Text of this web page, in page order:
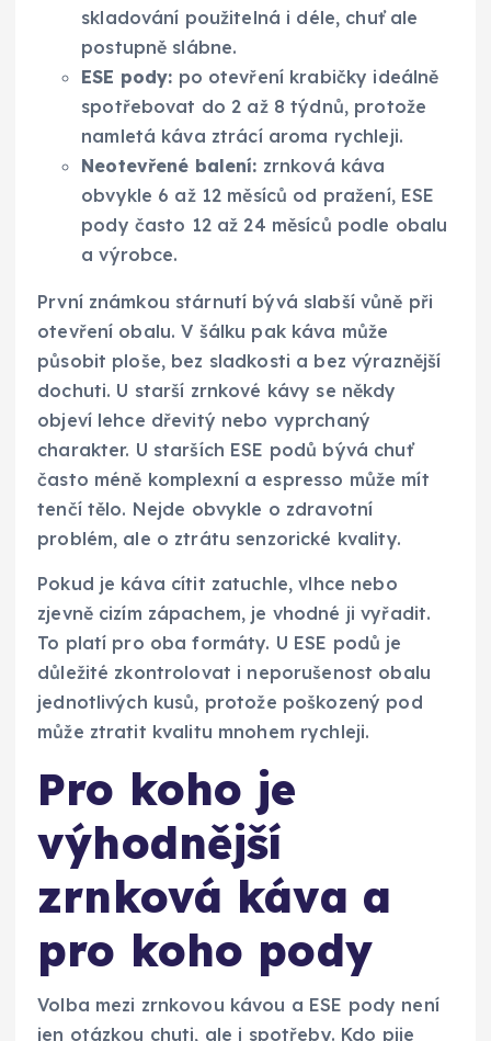
skladování použitelná i déle, chuť ale
postupně slábne.
ESE pody: po otevření krabičky ideálně
spotřebovat do 2 až 8 týdnů, protože
namletá káva ztrácí aroma rychleji.
Neotevřené balení: zrnková káva
obvykle 6 až 12 měsíců od pražení, ESE
pody často 12 až 24 měsíců podle obalu
a výrobce.
První známkou stárnutí bývá slabší vůně při
otevření obalu. V šálku pak káva může
působit ploše, bez sladkosti a bez výraznější
dochuti. U starší zrnkové kávy se někdy
objeví lehce dřevitý nebo vyprchaný
charakter. U starších ESE podů bývá chuť
často méně komplexní a espresso může mít
tenčí tělo. Nejde obvykle o zdravotní
problém, ale o ztrátu senzorické kvality.
Pokud je káva cítit zatuchle, vlhce nebo
zjevně cizím zápachem, je vhodné ji vyřadit.
To platí pro oba formáty. U ESE podů je
důležité zkontrolovat i neporušenost obalu
jednotlivých kusů, protože poškozený pod
může ztratit kvalitu mnohem rychleji.
Pro koho je
výhodnější
zrnková káva a
pro koho pody
Volba mezi zrnkovou kávou a ESE pody není
jen otázkou chuti, ale i spotřeby. Kdo pije